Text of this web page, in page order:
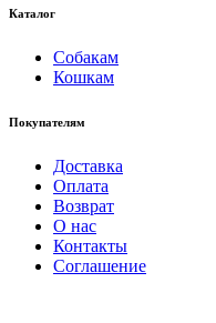
Каталог
Собакам
Кошкам
Покупателям
Доставка
Оплата
Возврат
О нас
Контакты
Соглашение